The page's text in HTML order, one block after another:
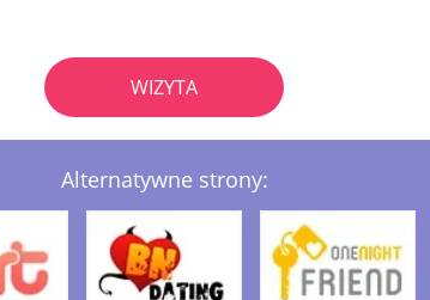
WIZYTA
Alternatywne strony: